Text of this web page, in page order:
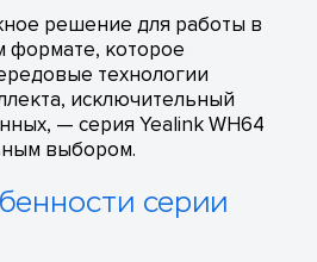
решение для работы в
формате, которое
технологии
исключительный
— серия Yealink WH64
выбором.
серии